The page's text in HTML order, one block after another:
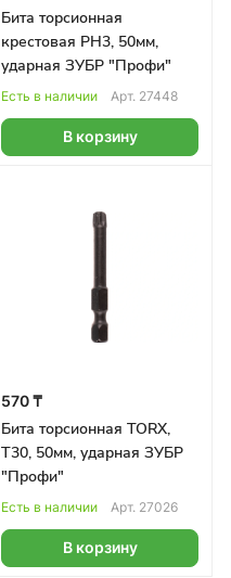
Бита торсионная
крестовая PH3, 50мм,
ударная ЗУБР "Профи"
Есть в наличии Арт. 27448
В корзину
570 ₸
Бита торсионная TORX,
T30, 50мм, ударная ЗУБР
"Профи"
Есть в наличии Арт. 27026
В корзину